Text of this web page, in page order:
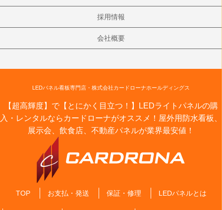
採用情報
会社概要
LEDパネル看板専門店・株式会社カードローナホールディングス
【超高輝度】で【とにかく目立つ！】LEDライトパネルの購
入・レンタルならカードローナがオススメ！屋外用防水看板、
展示会、飲食店、不動産パネルが業界最安値！
TOP お支払・発送 保証・修理 LEDパネルとは